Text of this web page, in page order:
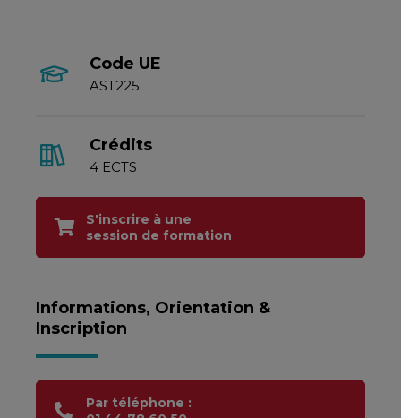
Code UE
AST225
Crédits
4 ECTS
S'inscrire à une
session de formation
Informations, Orientation &
Inscription
Par téléphone :